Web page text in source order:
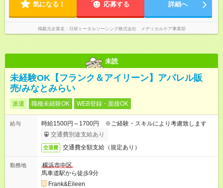
気になる！ 応募する 詳細へ
掲載元企業名 日研トータルソーシング株式会社 メディカルケア事業部
未読
未経験OK【フランク＆アイリーン】アパレル販
売/みなとみらい
派遣 職種未経験OK WEB登録・面接OK
給与
時給1500円～1700円 ※ご経験・スキルにより考慮致します
交通費別途支給あり
交通費 交通費全額支給（規定あり）
勤務地
横浜市中区
馬車道駅から徒歩9分
Frank&Eileen